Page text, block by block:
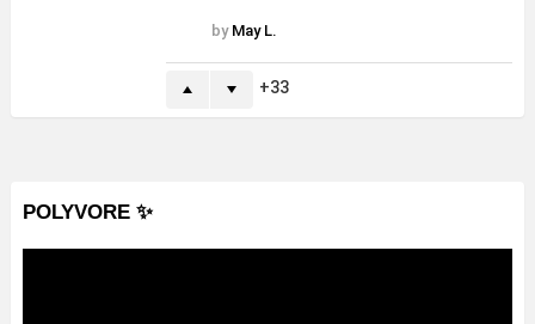
by May L.
33
POLYVORE ✨